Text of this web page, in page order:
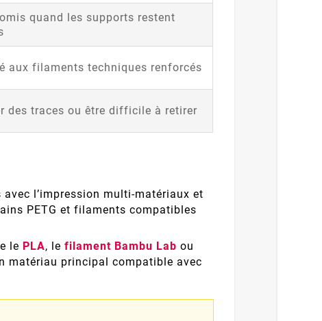
quand les supports restent
aux filaments techniques renforcés
des traces ou être difficile à retirer
l’impression multi-matériaux et
PETG et filaments compatibles
le PLA, lefilament Bambu Lab ou
matériau principal compatible avec